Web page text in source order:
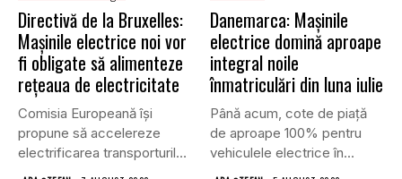
Directivă de la Bruxelles:
Mașinile electrice noi vor
fi obligate să alimenteze
rețeaua de electricitate
Comisia Europeană își
propune să accelereze
electrificarea transporturilor,
a clădirilor și a...
Danemarca: Mașinile
electrice domină aproape
integral noile
înmatriculări din luna iulie
Până acum, cote de piață
de aproape 100% pentru
vehiculele electrice în...